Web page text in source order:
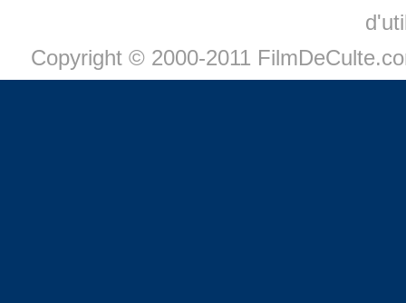
Copyright © 2000-2011